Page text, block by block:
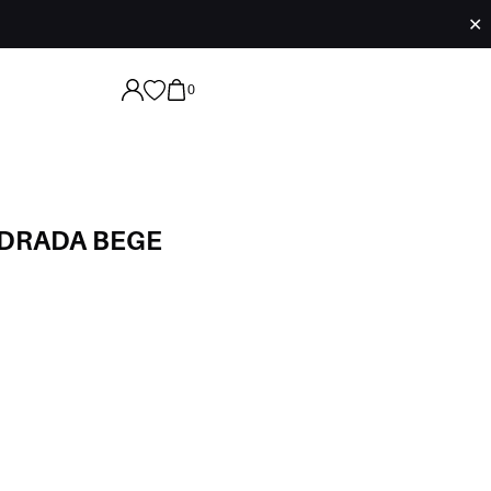
✕
0
BEGE